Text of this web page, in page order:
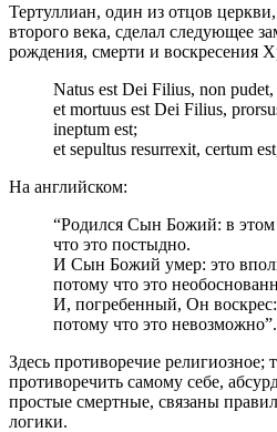
Тертуллиан, один из отцов
второго века, сделал следующее
рождения, смерти и воскресения
Natus est Dei Filius, non
et mortuus est Dei Filius,
ineptum est;
et sepultus resurrexit, certum
На английском:
“Родился Сын Божий: в этом
что это постыдно.
И Сын Божий умер: это
потому что это
И, погребенный, Он
потому что это невозможно”.
Здесь противоречие религиозное;
противоречить самому себе,
простые смертные, связаны
логики.